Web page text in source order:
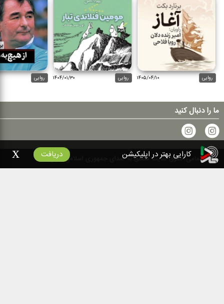
روایی ۱۴۰۵/۰۴/۱۰ روایی ۱۴۰۴/۰۱/۳۰ روایی
ما را دنبال کنید
۱۴۰۰ تمامی حقوق سایت متعلق به صدای جمهوری اسلامی ایران است
کارایی بهتر در اپلیکیشن دریافت x